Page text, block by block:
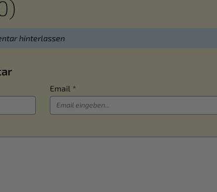
hinterlassen
Email *